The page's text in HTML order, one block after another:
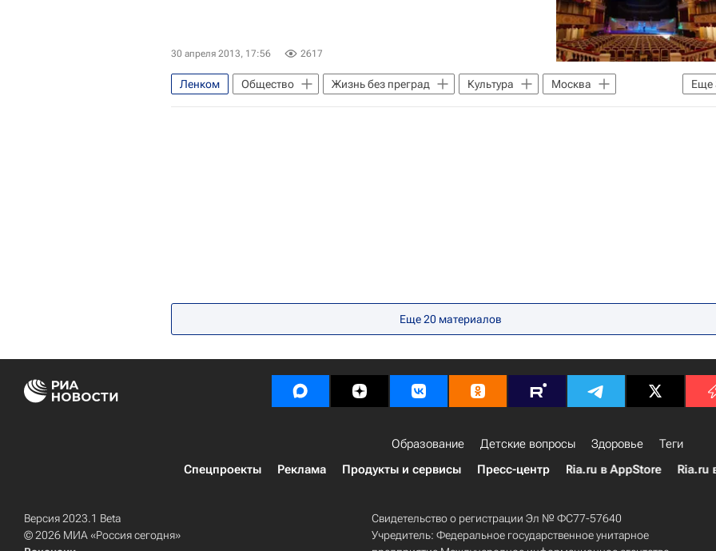
30 апреля 2013, 17:56 2617
Еще
Ленком Общество Жизнь без преград Культура
Москва
Малый театр
Театр наций Здоровье
Еще20 материалов
Образование Детские вопросы Здоровье
Теги
Спецпроекты
Реклама Продукты и сервисы Пресс-центр Ria.ru в AppStore Ria.ru
Версия 2023.1 Beta
© 2026 МИА «Россия сегодня»
Свидетельство о регистрации Эл № ФС77-57640
Учредитель: Федеральное государственное унитарное